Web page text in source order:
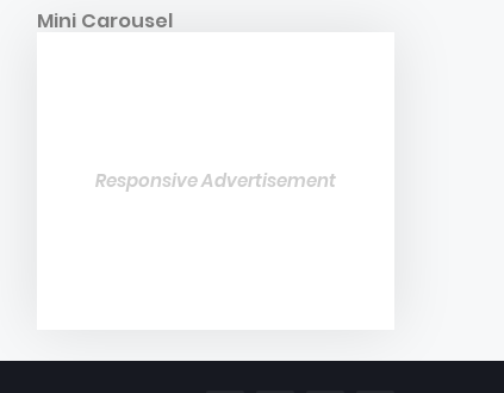
Mini Carousel
Responsive Advertisement